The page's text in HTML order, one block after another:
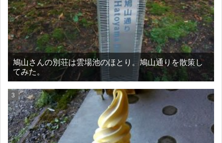
鳩山さんの別荘は雲場池のほとり。鳩山通りを散策し
てみた。